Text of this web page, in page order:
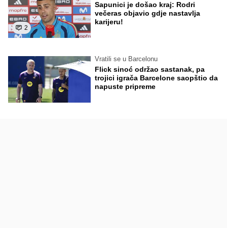
2
Sapunici je došao kraj: Rodri
večeras objavio gdje nastavlja
karijeru!
Vratili se u Barcelonu
Flick sinoć održao sastanak, pa
trojici igrača Barcelone saopštio da
napuste pripreme